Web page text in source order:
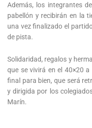
Además, los integrantes
pabellón y recibirán en la
una vez finalizado el
de pista.
Solidaridad, regalos y
que se vivirá en el 40×20
final para bien, que será
y dirigida por los
Marín.